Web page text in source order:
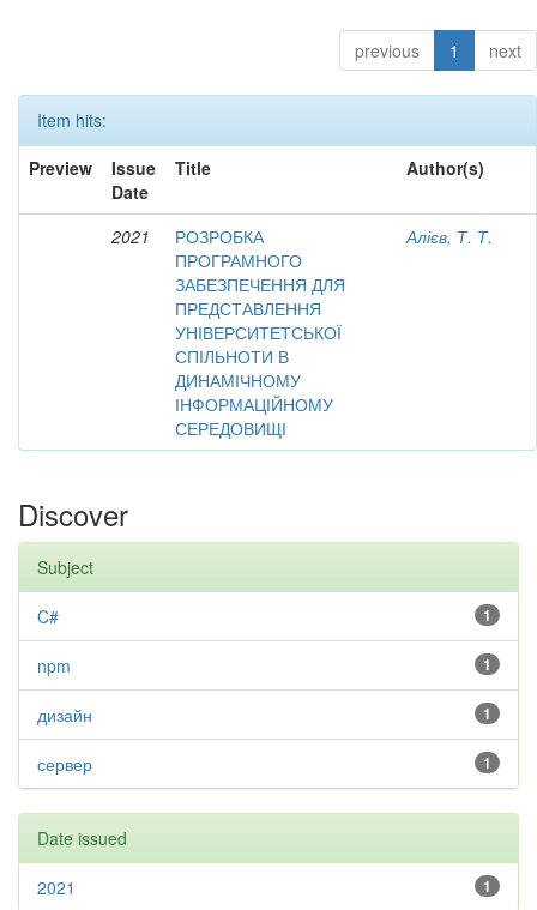
previous 1 next
Item hits:
Preview
Issue
Date
Title Author(s)
2021
РОЗРОБКА
ПРОГРАМНОГО
ЗАБЕЗПЕЧЕННЯ ДЛЯ
ПРЕДСТАВЛЕННЯ
УНІВЕРСИТЕТСЬКОЇ
СПІЛЬНОТИ В
ДИНАМІЧНОМУ
ІНФОРМАЦІЙНОМУ
СЕРЕДОВИЩІ
Алієв, Т. Т.
Discover
Subject
1
C#
1
npm
1
дизайн
1
сервер
Date issued
1
2021